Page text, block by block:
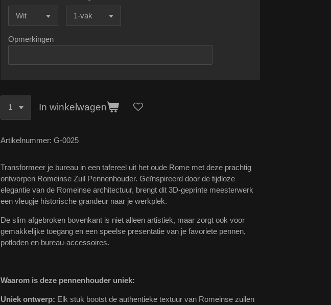
Opmerkingen
In winkelwagen
Artikelnummer: G-0025
Transformeer je bureau in een tafereel uit het oude Rome met deze prachtig
ontworpen Romeinse Zuil Pennenhouder. Geïnspireerd door de tijdloze
elegantie van de Romeinse architectuur, brengt dit 3D-geprinte meesterwerk
een vleugje historische grandeur naar je werkplek.
De slim afgebroken bovenkant is niet alleen artistiek, maar zorgt ook voor
gemakkelijke toegang en een speelse presentatie van je favoriete pennen,
potloden en bureau-accessoires.
Waarom is deze pennenhouder uniek:
Uniek ontwerp: Elk stuk bootst de authentieke textuur van Romeinse zuilen